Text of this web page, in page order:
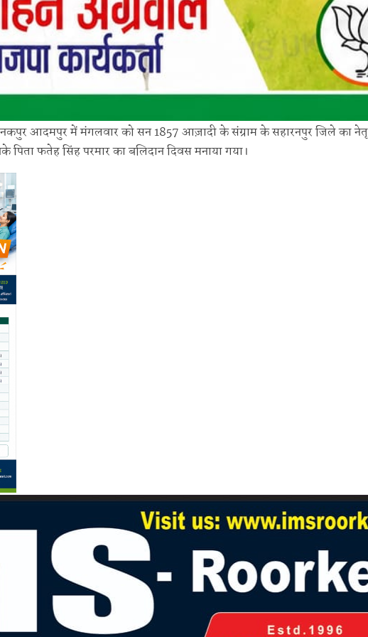
आदमपुर में मंगलवार को सन 1857 आज़ादी के संग्राम के सहारनपुर जिले का
पिता फतेह सिंह परमार का बलिदान दिवस मनाया गया।